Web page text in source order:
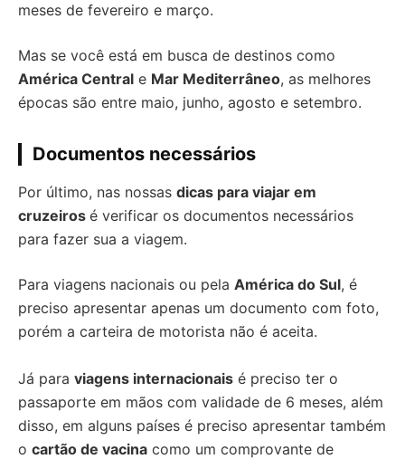
meses de fevereiro e março.
Mas se você está em busca de destinos como
América Central e Mar Mediterrâneo, as melhores
épocas são entre maio, junho, agosto e setembro.
Documentos necessários
Por último, nas nossas dicas para viajar em
cruzeiros é verificar os documentos necessários
para fazer sua a viagem.
Para viagens nacionais ou pela América do Sul, é
preciso apresentar apenas um documento com foto,
porém a carteira de motorista não é aceita.
Já para viagens internacionais é preciso ter o
passaporte em mãos com validade de 6 meses, além
disso, em alguns países é preciso apresentar também
o cartão de vacina como um comprovante de